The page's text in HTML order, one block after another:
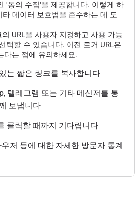
'동의 수집'을 제공합니다. 이렇게 하
타 데이터 보호법을 준수하는 데 도
URL을 사용자 지정하고 사용 가능
택할 수 있습니다. 이전 로거 URL은
다는 점에 유의하세요.
는 짧은 링크를 복사합니다
텔레그램 또는 기타 메신저를 통
보냅니다
클릭할 때까지 기다립니다
우저 등에 대한 자세한 방문자 통계